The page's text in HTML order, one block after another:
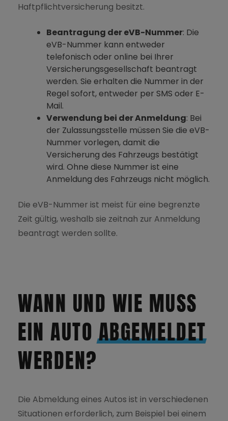
NOCH NICHT GEFUNDEN WAS SIE SUCHEN?
nach:
Haftpflichtversicherung besitzt.
Beantragung der eVB-Nummer: Die
eVB-Nummer kann entweder
telefonisch oder online bei Ihrer
Versicherungsgesellschaft beantragt
werden. Sie erhalten die Nummer in der
Regel sofort, entweder per SMS oder E-
Mail.
Verwendung bei der Anmeldung: Bei
der Zulassungsstelle müssen Sie die eVB-
Nummer vorlegen, damit die
Versicherung des Fahrzeugs bestätigt
wird. Ohne diese Nummer ist eine
Anmeldung des Fahrzeugs nicht möglich.
Die eVB-Nummer ist meist für eine begrenzte
Zeit gültig, weshalb sie zeitnah zur Anmeldung
beantragt werden sollte.
WANN UND WIE MUSS
EIN AUTOABGEMELDET
WERDEN?
Die Abmeldung eines Autos ist in verschiedenen
Situationen erforderlich, zum Beispiel bei einem